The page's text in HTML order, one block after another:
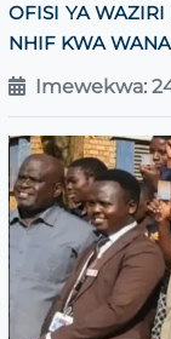
OFISI YA
NHIF KWA
Imewekwa: